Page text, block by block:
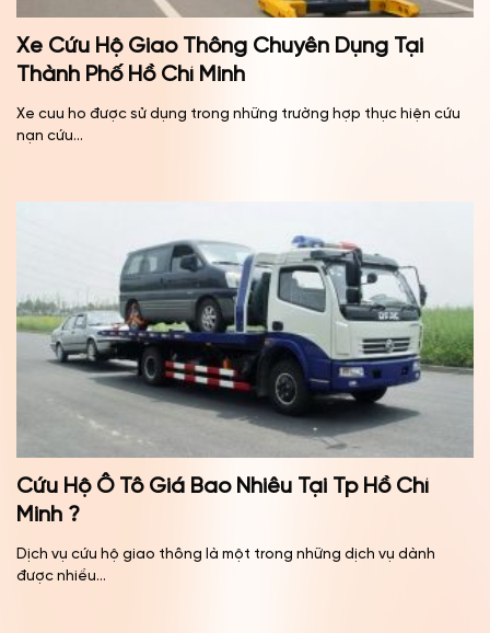
Xe Cứu Hộ Giao Thông Chuyên Dụng Tại
Thành Phố Hồ Chí Minh
Xe cuu ho được sử dụng trong những trường hợp thực hiện cứu
nạn cứu...
Cứu Hộ Ô Tô Giá Bao Nhiêu Tại Tp Hồ Chí
Minh ?
Dịch vụ cứu hộ giao thông là một trong những dịch vụ dành
được nhiều...